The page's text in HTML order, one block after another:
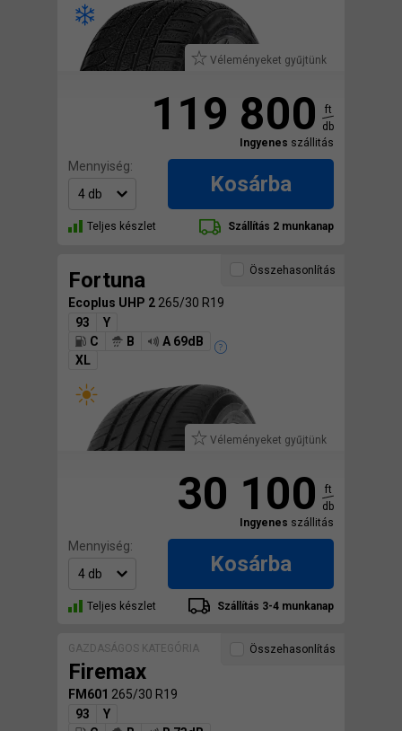
Véleményeket gyűjtünk
119 800
ft
db
Ingyenes szállitás
Mennyiség:
Kosárba
Teljes készlet Szállítás 2 munkanap
Fortuna
Ecoplus UHP 2 265/30 R19
93
Y
C
B
A 69dB
XL
Véleményeket gyűjtünk
Összehasonlítás
30 100
ft
db
Ingyenes szállitás
Mennyiség:
Kosárba
Teljes készlet Szállítás 3-4 munkanap
GAZDASÁGOS KATEGÓRIA
Firemax
FM601 265/30 R19
93
Y
Összehasonlítás